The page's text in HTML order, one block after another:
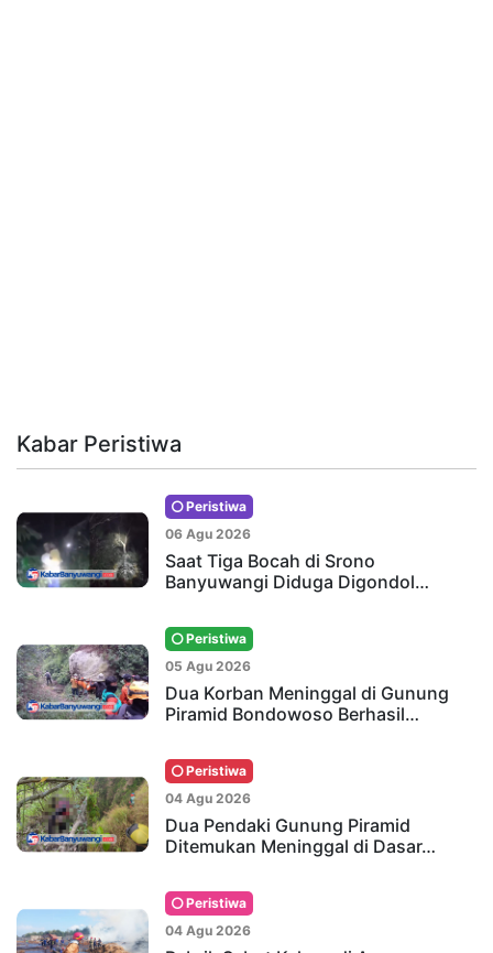
Kabar Peristiwa
Peristiwa
06 Agu 2026
Saat Tiga Bocah di Srono
Banyuwangi Diduga Digondol…
Peristiwa
05 Agu 2026
Dua Korban Meninggal di Gunung
Piramid Bondowoso Berhasil…
Peristiwa
04 Agu 2026
Dua Pendaki Gunung Piramid
Ditemukan Meninggal di Dasar…
Peristiwa
04 Agu 2026